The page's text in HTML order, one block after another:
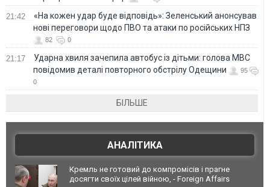
21:42
«На кожен удар буде відповідь»: Зеленський анонсував
нові переговори щодо ПВО та атаки по російських НПЗ
82 0
21:17
Ударна хвиля зачепила автобус із дітьми: голова МВС
повідомив деталі повторного обстрілу Одещини
95
0
БІЛЬШЕ
АНАЛІТИКА
Кремль не готовий до компромісів і прагне
досягти своїх цілей війною, - Foreign Affairs